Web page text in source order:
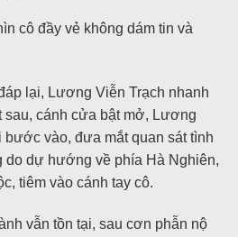
cô đầy vẻ không dám tin và
lại, Lương Viễn Trạch nhanh
sau, cánh cửa bật mở, Lương
vào, đưa mắt quan sát tình
do dự hướng về phía Hà Nghiên,
tiêm vào cánh tay cô.
vẫn tồn tại, sau cơn phẫn nộ